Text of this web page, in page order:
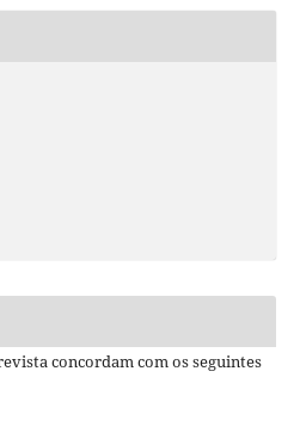
concordam com os seguintes